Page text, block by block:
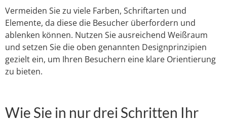
Vermeiden Sie zu viele Farben, Schriftarten und
Elemente, da diese die Besucher überfordern und
ablenken können. Nutzen Sie ausreichend Weißraum
und setzen Sie die oben genannten Designprinzipien
gezielt ein, um Ihren Besuchern eine klare Orientierung
zu bieten.
Wie Sie in nur drei Schritten Ihr